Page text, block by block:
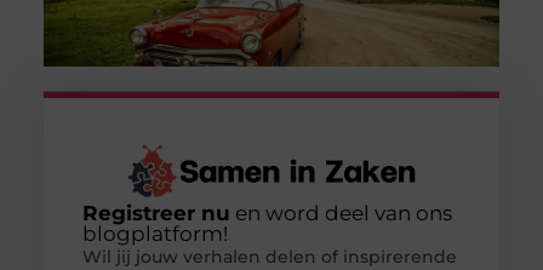
Registreer nu en word deel van ons
blogplatform!
Wil jij jouw verhalen delen of inspirerende